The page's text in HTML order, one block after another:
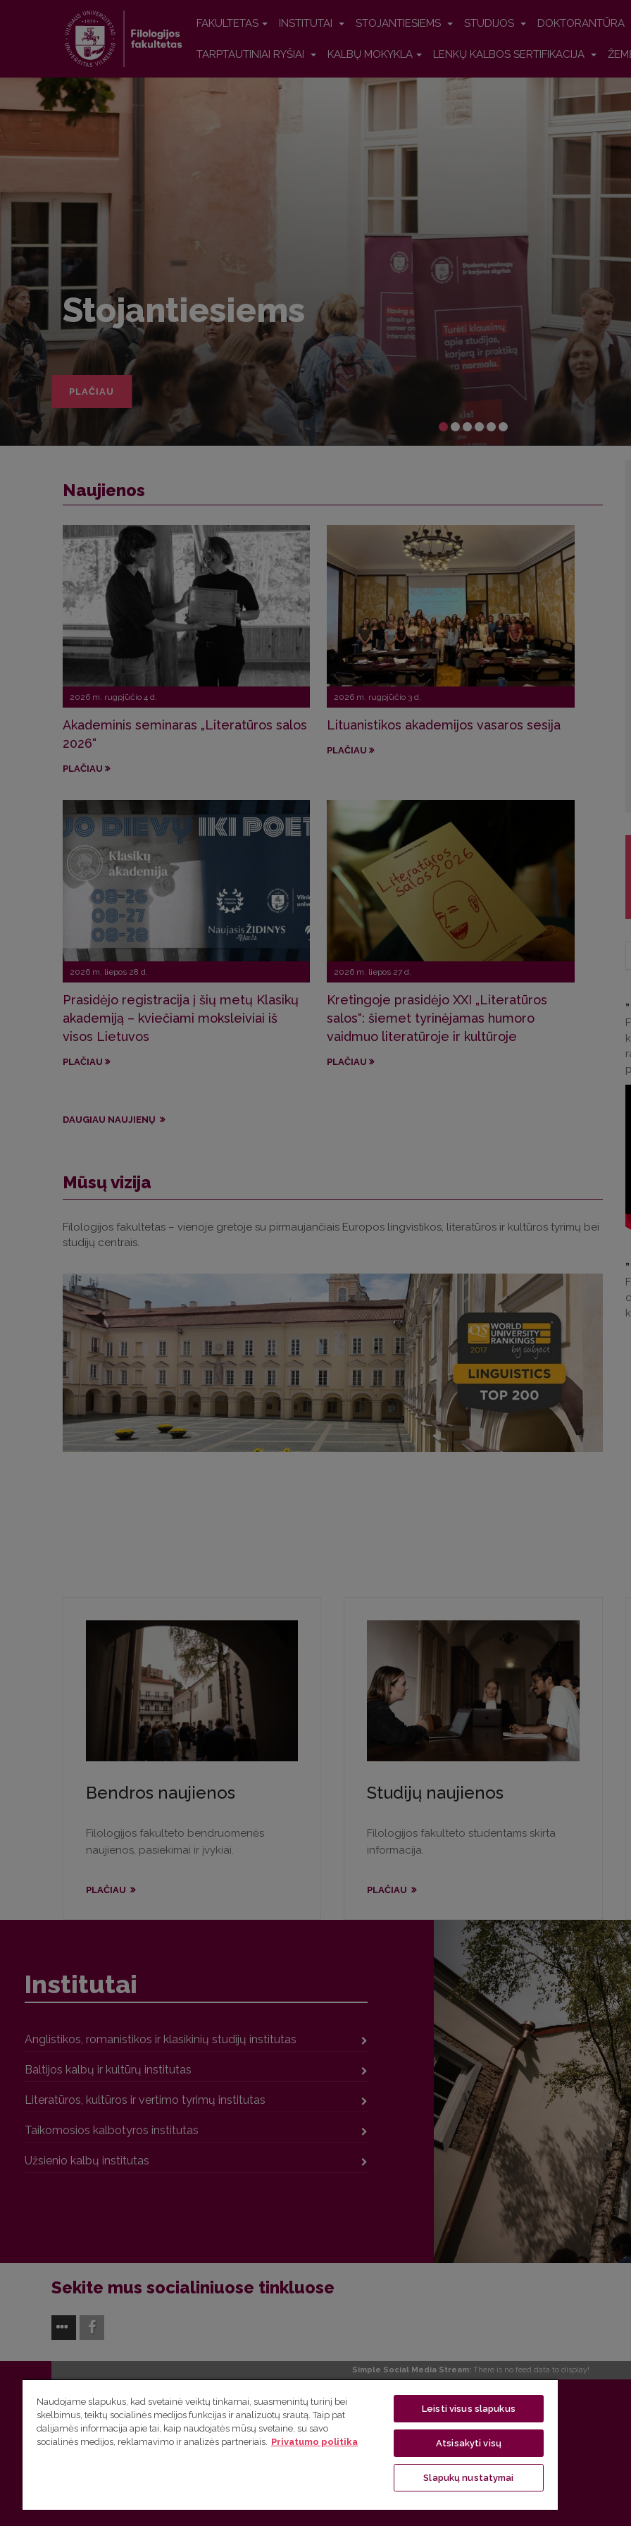
FAKULTETAS INSTITUTAI STOJANTIESIEMS STUDIJOS DOKTORANTŪRA
TARPTAUTINIAI RYŠIAI KALBŲ MOKYKLA LENKŲ KALBOS SERTIFIKACIJA
Siekite savo asmeninių
kalbos tikslų!
PLAČIAU
Naujienos
2026 m. rugpjūčio 4 d.
Akademinis seminaras „Literatūros salos
2026“
PLAČIAU
2026 m. rugpjūčio 3 d.
Lituanistikos akademijos vasaros sesija
PLAČIAU
2026 m. liepos 28 d.
Prasidėjo registracija į šių metų Klasikų
akademiją – kviečiami moksleiviai iš
visos Lietuvos
PLAČIAU
2026 m. liepos 27 d.
Kretingoje prasidėjo XXI „Literatūros
salos“: šiemet tyrinėjamas humoro
vaidmuo literatūroje ir kultūroje
PLAČIAU
VU
DAUGIAU NAUJIENŲ
Mūsų vizija
Filologijos fakultetas – vienoje gretoje su pirmaujančiais Europos lingvistikos, literatūros ir kultūros tyrimų bei
studijų centrais.
Bendros naujienos
Filologijos fakulteto bendruomenės
naujienos, pasiekimai ir įvykiai.
PLAČIAU
Studijų naujienos
Filologijos fakulteto studentams skirta
informacija.
PLAČIAU
Institutai
Anglistikos, romanistikos ir klasikinių studijų institutas
Baltijos kalbų ir kultūrų institutas
Literatūros, kultūros ir vertimo tyrimų institutas
Taikomosios kalbotyros institutas
Užsienio kalbų institutas
Sekite mus socialiniuose tinkluose
Simple Social Media Stream: There is no feed data to display!
Vilniaus universitetas Filologijos fakultetas | Universiteto g. 5, LT-01131 Vilnius
Studijų skyriaus(studijų ir tvarkaraščio klausimai) tel. (0 5) 268 7208 | El. paštasstudijos@flf.vu.lt
Administracijos(personalo, auditorijų ir komunikacijos klausimai) tel. (0 5) 268 7207 | El. paštasflf@flf.vu.lt
https://www.flf.vu.lt/lsk| El. paštasandrius.apinis@flf.vu.lt
Naudojame slapukus, kad svetainė veiktų tinkamai, suasmenintų turinį bei
skelbimus, teiktų socialinės medijos funkcijas ir analizuotų srautą. Taip pat
dalijamės informacija apie tai, kaip naudojatės mūsų svetaine, su savo
socialinės medijos, reklamavimo ir analizės partneriais. Privatumo politika
Leisti visus slapukus
Atsisakyti visų
Slapukų nustatymai